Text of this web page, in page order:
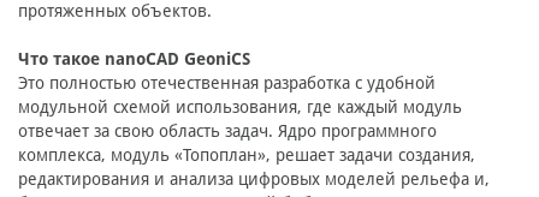
протяженных объектов.
Что такое nanoCAD GeoniCS
Это полностью отечественная разработка с удобной
модульной схемой использования, где каждый модуль
отвечает за свою область задач. Ядро программного
комплекса, модуль «Топоплан», решает задачи создания,
редактирования и анализа цифровых моделей рельефа и,